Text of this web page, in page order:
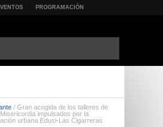
PROGRAMACIÓN
/ Gran acogida de los talleres de
impulsados por la
urbana Edusi-Las Cigarreras